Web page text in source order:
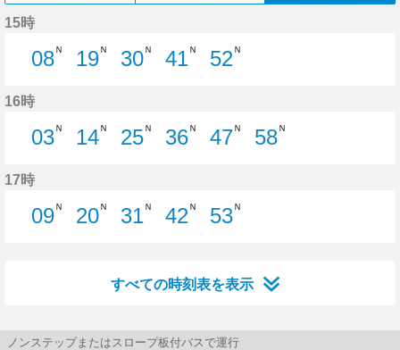
15時
08Ｎ
19Ｎ
30Ｎ
41Ｎ
52Ｎ
16時
03Ｎ
14Ｎ
25Ｎ
36Ｎ
47Ｎ
58Ｎ
17時
09Ｎ
20Ｎ
31Ｎ
42Ｎ
53Ｎ
すべての時刻表を表示
ノンステップまたはスロープ板付バスで運行